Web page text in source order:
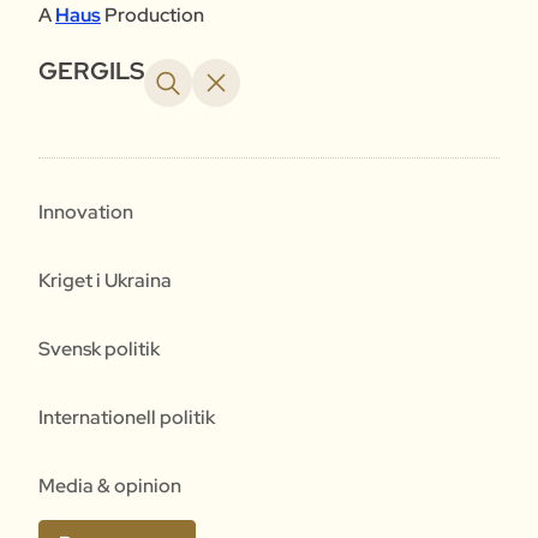
AHausProduction
GERGILS
Innovation
Kriget i Ukraina
Svensk politik
Internationell politik
Media & opinion